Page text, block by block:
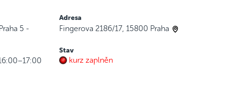
5 -
Adresa
Fingerova 2186/17, 15800 Praha
Stav
kurz zaplněn